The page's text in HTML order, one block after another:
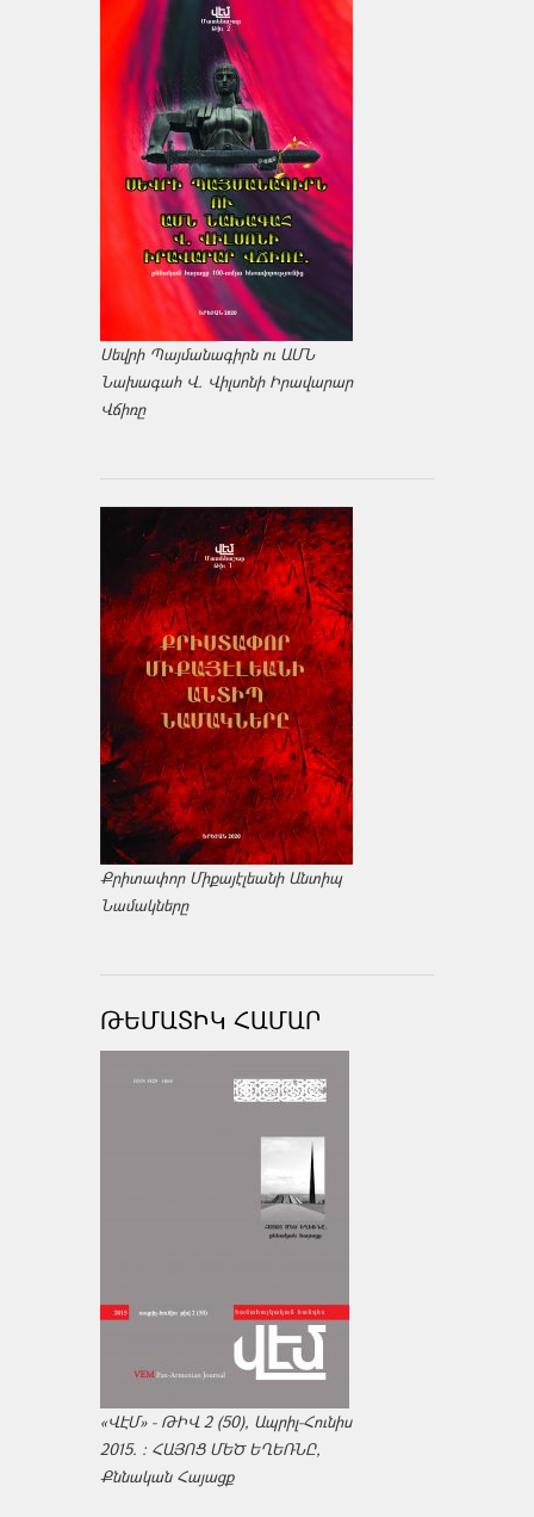
Սեվրի Պայմանագիրն ու ԱՄՆ
Նախագահ Վ. Վիլսոնի Իրավարար
Վճիռը
Քրիտափոր Միքայէլեանի Անտիպ
Նամակները
ԹԵՄԱՏԻԿ ՀԱՄԱՐ
«ՎԷՄ» - ԹԻՎ 2 (50), Ապրիլ-Հունիս
2015. : ՀԱՅՈՑ ՄԵԾ ԵՂԵՌՆԸ,
Քննական Հայացք